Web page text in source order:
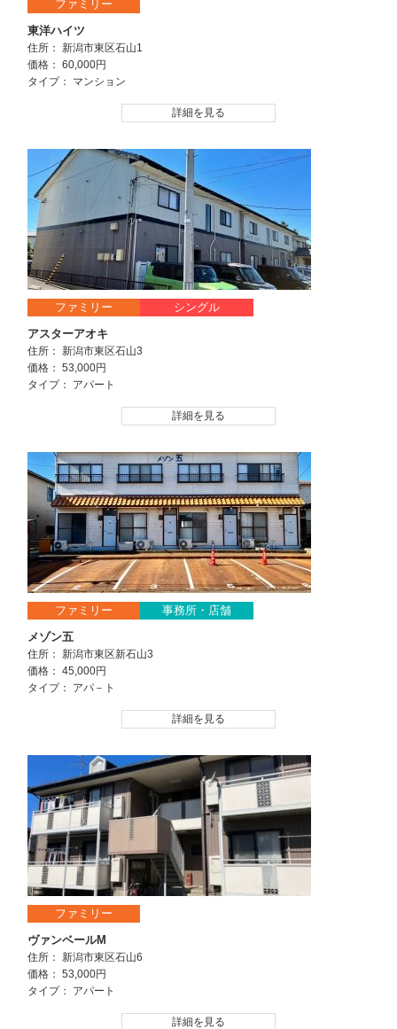
ファミリー
東洋ハイツ
住所： 新潟市東区石山1
価格： 60,000円
タイプ： マンション
詳細を見る
ファミリー
シングル
アスターアオキ
住所： 新潟市東区石山3
価格： 53,000円
タイプ： アパート
詳細を見る
ファミリー
事務所・店舗
メゾン五
住所： 新潟市東区新石山3
価格： 45,000円
タイプ： アパ－ト
詳細を見る
ファミリー
ヴァンベールM
住所： 新潟市東区石山6
価格： 53,000円
タイプ： アパート
詳細を見る